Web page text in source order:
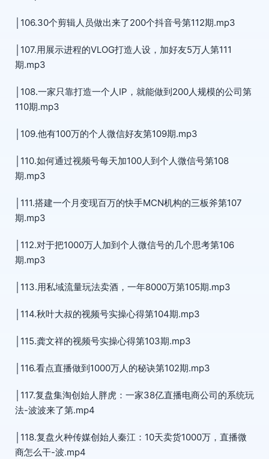
│106.30个剪辑人员做出来了200个抖音号第112期.mp3
│107.用展示进程的VLOG打造人设，加好友5万人第111
期.mp3
│108.一家只靠打造一个人IP，就能做到200人规模的公司第
110期.mp3
│109.他有100万的个人微信好友第109期.mp3
│110.如何通过视频号每天加100人到个人微信号第108
期.mp3
│111.搭建一个月变现百万的快手MCN机构的三板斧第107
期.mp3
│112.对于把1000万人加到个人微信号的几个思考第106
期.mp3
│113.用私域流量玩法卖酒，一年8000万第105期.mp3
│114.秋叶大叔的视频号实操心得第104期.mp3
│115.龚文祥的视频号实操心得第103期.mp3
│116.看点直播做到1000万人的秘诀第102期.mp3
│117.复盘集淘创始人胖虎：一家38亿直播电商公司的系统玩
法-波波来了第.mp4
│118.复盘火种传媒创始人秦江：10天卖货1000万，直播微
商怎么干-波.mp4